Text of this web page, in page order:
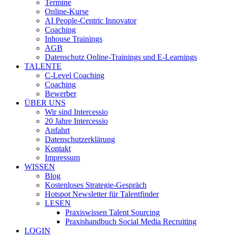
Termine
Online-Kurse
AI People-Centric Innovator
Coaching
Inhouse Trainings
AGB
Datenschutz Online-Trainings und E-Learnings
TALENTE
C-Level Coaching
Coaching
Bewerber
ÜBER UNS
Wir sind Intercessio
20 Jahre Intercessio
Anfahrt
Datenschutzerklärung
Kontakt
Impressum
WISSEN
Blog
Kostenloses Strategie-Gespräch
Hotspot Newsletter für Talentfinder
LESEN
Praxiswissen Talent Sourcing
Praxishandbuch Social Media Recruiting
LOGIN